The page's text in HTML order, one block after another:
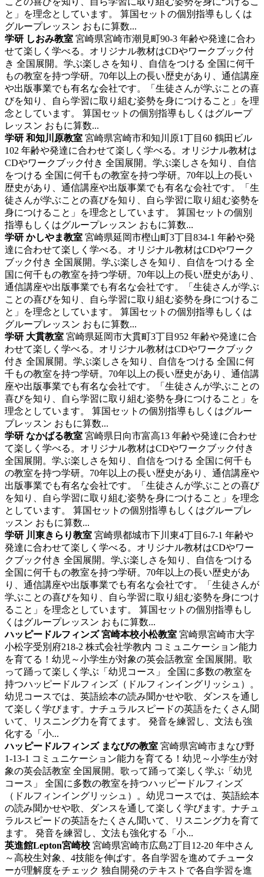
と」を理念としています。 算国セットの個別指導もしくは
グループレッスン おもに算数...
学研 しおみ教室 宮崎県宮崎市潮見町90-3 年齢や発達に合わ
せて楽しく学べる。オリジナル教材はCDやワークブック付
き 全国展開。学ぶ楽しさを知り、自信をつける 全国に何千
もの教室を持つ学研。70年以上の長い歴史があり、通信講座
や出版事業でも有名な会社です。「生徒さんが学ぶことの喜
びを知り、自ら学習に取り組む姿勢を身につけること」を理
念としています。 算国セットの個別指導もしくはグループ
レッスン おもに算数...
学研 和知川原教室 宮崎県宮崎市和知川原1丁目60 鶴田ビル
102 年齢や発達に合わせて楽しく学べる。オリジナル教材は
CDやワークブック付き 全国展開。学ぶ楽しさを知り、自信
をつける 全国に何千もの教室を持つ学研。70年以上の長い
歴史があり、通信講座や出版事業でも有名な会社です。「生
徒さんが学ぶことの喜びを知り、自ら学習に取り組む姿勢を
身につけること」を理念としています。 算国セットの個別
指導もしくはグループレッスン おもに算数...
学研 かしやま教室 宮崎県延岡市樫山町3丁目834-1 年齢や発
達に合わせて楽しく学べる。オリジナル教材はCDやワーク
ブック付き 全国展開。学ぶ楽しさを知り、自信をつける 全
国に何千もの教室を持つ学研。70年以上の長い歴史があり、
通信講座や出版事業でも有名な会社です。「生徒さんが学ぶ
ことの喜びを知り、自ら学習に取り組む姿勢を身につけるこ
と」を理念としています。 算国セットの個別指導もしくは
グループレッスン おもに算数...
学研 大貫教室 宮崎県延岡市大貫町3丁目952 年齢や発達に合
わせて楽しく学べる。オリジナル教材はCDやワークブック
付き 全国展開。学ぶ楽しさを知り、自信をつける 全国に何
千もの教室を持つ学研。70年以上の長い歴史があり、通信講
座や出版事業でも有名な会社です。「生徒さんが学ぶことの
喜びを知り、自ら学習に取り組む姿勢を身につけること」を
理念としています。 算国セットの個別指導もしくはグルー
プレッスン おもに算数...
学研 なかばる教室 宮崎県日向市富高13 年齢や発達に合わせ
て楽しく学べる。オリジナル教材はCDやワークブック付き
全国展開。学ぶ楽しさを知り、自信をつける 全国に何千も
の教室を持つ学研。70年以上の長い歴史があり、通信講座や
出版事業でも有名な会社です。「生徒さんが学ぶことの喜び
を知り、自ら学習に取り組む姿勢を身につけること」を理念
としています。 算国セットの個別指導もしくはグループレ
ッスン おもに算数...
学研 川東きらり教室 宮崎県都城市下川東4丁目6-7-1 年齢や
発達に合わせて楽しく学べる。オリジナル教材はCDやワー
クブック付き 全国展開。学ぶ楽しさを知り、自信をつける
全国に何千もの教室を持つ学研。70年以上の長い歴史があ
り、通信講座や出版事業でも有名な会社です。「生徒さんが
学ぶことの喜びを知り、自ら学習に取り組む姿勢を身につけ
ること」を理念としています。 算国セットの個別指導もし
くはグループレッスン おもに算数...
ハッピードルフィンズ 宮崎本校小松教室 宮崎県宮崎市大字
小松字受別府218-2 株式会社学教内 コミュニケーション能力
を育てる！幼児～小学生が対象の英会話教室 全国展開。歌
って踊って楽しく学ぶ「幼児コース」 全国に多数の教室を
持つハッピードルフィンズ（ドルフィンイングリッシュ）。
幼児コースでは、英語絵本の読み聞かせや歌、ダンスを通し
て楽しく学びます。ナチュラルスピードの英語をたくさん聞
いて、リスニング力を育てます。 発音を練習し、文法も強
化する「小...
ハッピードルフィンズ まなびの教室 宮崎県宮崎市まなび野
1-13-1 コミュニケーション能力を育てる！幼児～小学生が対
象の英会話教室 全国展開。歌って踊って楽しく学ぶ「幼児
コース」 全国に多数の教室を持つハッピードルフィンズ
（ドルフィンイングリッシュ）。幼児コースでは、英語絵本
の読み聞かせや歌、ダンスを通して楽しく学びます。ナチュ
ラルスピードの英語をたくさん聞いて、リスニング力を育て
ます。 発音を練習し、文法も強化する「小...
英進館Lepton宮崎校 宮崎県宮崎市広島2丁目12-20 年中さん
～高校生対象、4技能を伸ばす。各自学習を進めてチュータ
ーが理解度をチェック 独自開発のテキストで各自学習を進